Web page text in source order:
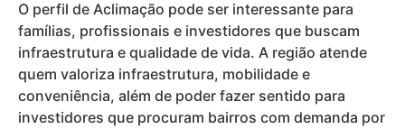
O perfil de Aclimação pode ser interessante para
famílias, profissionais e investidores que buscam
infraestrutura e qualidade de vida. A região atende
quem valoriza infraestrutura, mobilidade e
conveniência, além de poder fazer sentido para
investidores que procuram bairros com demanda por